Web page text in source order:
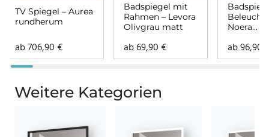
TV Spiegel – Aurea
rundherum
ab706,90€
Badspiegel mit
Rahmen – Levora
Olivgrau matt
ab69,90€
Noera
ab96,90
Weitere Kategorien